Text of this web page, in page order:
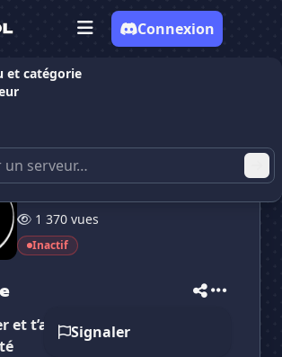
et catégorie
Connexion
Discord Gaming
1 370 vues
Inactif
Signaler
et t’amuser en toute
Vote pourDarkside
vouloir supprimer ton avis de ce
Darkside